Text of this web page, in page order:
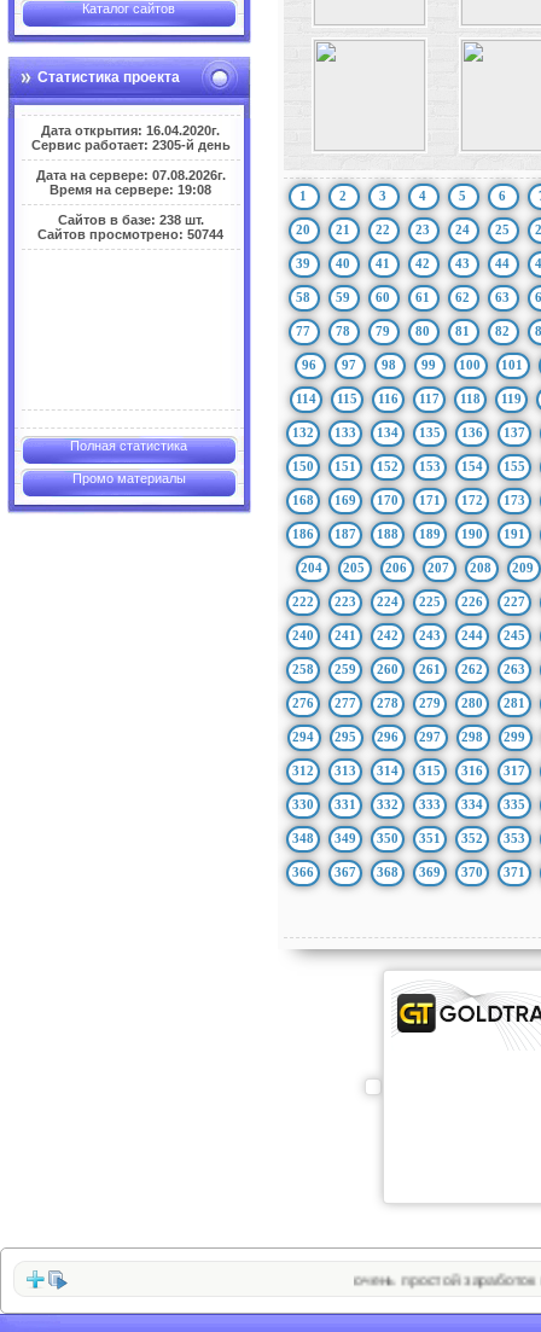
Каталог сайтов
Статистика проекта
Дата открытия: 16.04.2020г.
Сервис работает: 2305-й день
Дата на сервере: 07.08.2026г.
Время на сервере: 19:08
Сайтов в базе: 238 шт.
Сайтов просмотрено: 50744
Полная статистика
Промо материалы
1 2 3 4 5 6
20 21 22 23 24 25
39 40 41 42 43 44
58 59 60 61 62 63
77 78 79 80 81 82
96 97 98 99 100 101
114 115 116 117 118 119
132 133 134 135 136 137
150 151 152 153 154 155
168 169 170 171 172 173
186 187 188 189 190 191
204 205 206 207 208 209
222 223 224 225 226 227
240 241 242 243 244 245
258 259 260 261 262 263
276 277 278 279 280 281
294 295 296 297 298 299
312 313 314 315 316 317
330 331 332 333 334 335
348 349 350 351 352 353
366 367 368 369 370 371
очень простой заработок в